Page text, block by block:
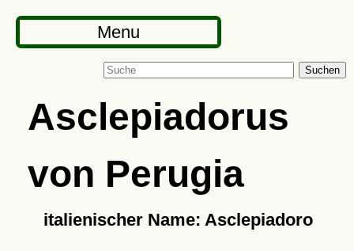
Menu
Suchen
Asclepiadorus
von Perugia
italienischer Name: Asclepiadoro